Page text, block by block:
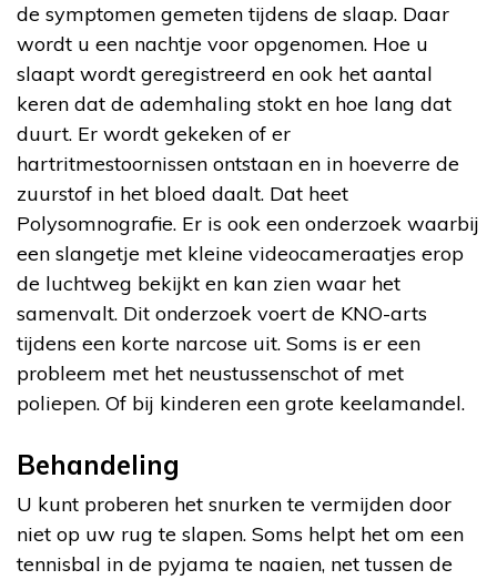
de symptomen gemeten tijdens de slaap. Daar
wordt u een nachtje voor opgenomen. Hoe u
slaapt wordt geregistreerd en ook het aantal
keren dat de ademhaling stokt en hoe lang dat
duurt. Er wordt gekeken of er
hartritmestoornissen ontstaan en in hoeverre de
zuurstof in het bloed daalt. Dat heet
Polysomnografie. Er is ook een onderzoek waarbij
een slangetje met kleine videocameraatjes erop
de luchtweg bekijkt en kan zien waar het
samenvalt. Dit onderzoek voert de KNO-arts
tijdens een korte narcose uit. Soms is er een
probleem met het neustussenschot of met
poliepen. Of bij kinderen een grote keelamandel.
Behandeling
U kunt proberen het snurken te vermijden door
niet op uw rug te slapen. Soms helpt het om een
tennisbal in de pyjama te naaien, net tussen de